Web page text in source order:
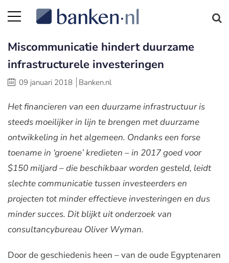
Miscommunicatie hindert duurzame
infrastructurele investeringen
09 januari 2018 Banken.nl
Het financieren van een duurzame infrastructuur is
steeds moeilijker in lijn te brengen met duurzame
ontwikkeling in het algemeen. Ondanks een forse
toename in ‘groene’ kredieten – in 2017 goed voor
$150 miljard – die beschikbaar worden gesteld, leidt
slechte communicatie tussen investeerders en
projecten tot minder effectieve investeringen en dus
minder succes. Dit blijkt uit onderzoek van
consultancybureau Oliver Wyman.
Door de geschiedenis heen – van de oude Egyptenaren